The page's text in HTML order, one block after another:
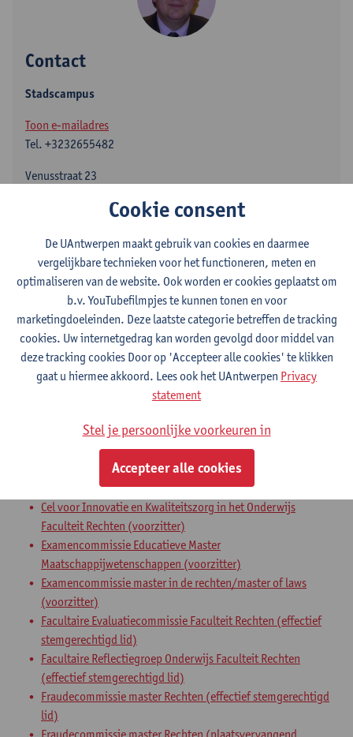
Contact
Stadscampus
Toon e-mailadres
Tel. +3232655482
Venusstraat 23
Afdeling
Faculteit Rechten - algemeen
Statuut & functies
Zelfstandig academisch pers.
Interne mandaten
expertenorgaanexpertenmandaat
Cel voor Innovatie en Kwaliteitszorg in het Onderwijs
Faculteit Rechten (voorzitter)
Examencommissie Educatieve Master
Maatschappijwetenschappen (voorzitter)
Examencommissie master in de rechten/master of laws
(voorzitter)
Facultaire Evaluatiecommissie Faculteit Rechten (effectief
stemgerechtigd lid)
Facultaire Reflectiegroep Onderwijs Faculteit Rechten
(effectief stemgerechtigd lid)
Fraudecommissie master Rechten (effectief stemgerechtigd
lid)
Cookie consent
De UAntwerpen maakt gebruik van cookies en daarmee
vergelijkbare technieken voor het functioneren, meten en
optimaliseren van de website. Ook worden er cookies geplaatst om
b.v. YouTubefilmpjes te kunnen tonen en voor
marketingdoeleinden. Deze laatste categorie betreffen de tracking
cookies. Uw internetgedrag kan worden gevolgd door middel van
deze tracking cookies Door op 'Accepteer alle cookies' te klikken
gaat u hiermee akkoord. Lees ook het UAntwerpen Privacy
statement
Stel je persoonlijke voorkeuren in
Accepteer alle cookies